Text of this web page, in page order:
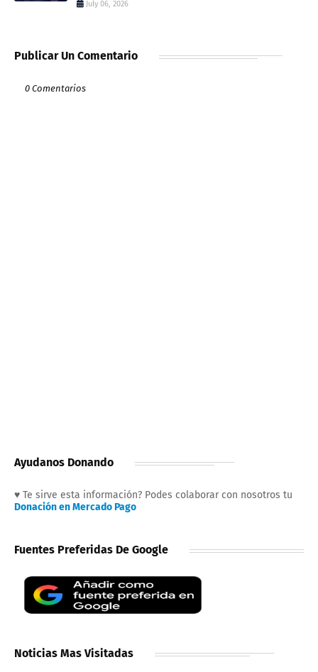
July 06, 2026
Publicar Un Comentario
0 Comentarios
Ayudanos Donando
♥ Te sirve esta información? Podes colaborar con nosotros tu
Donación en Mercado Pago
Fuentes Preferidas De Google
Noticias Mas Visitadas